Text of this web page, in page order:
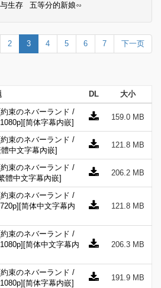
生存 五等分的新娘∽
2 3 4 5 6 7 下一页
DL
大小
束のネバーランド /
简体字幕内嵌]
159.0 MB
束のネバーランド /
中文字幕內嵌]
121.8 MB
束のネバーランド /
體中文字幕內嵌]
206.2 MB
束のネバーランド /
简体中文字幕内
121.8 MB
束のネバーランド /
简体中文字幕内
206.3 MB
束のネバーランド /
简体字幕内嵌]
191.9 MB